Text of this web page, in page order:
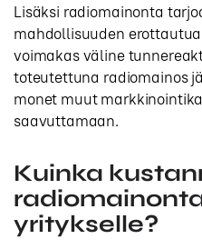
Lisäksi radiomainonta
mahdollisuuden
voimakas väline
toteutettuna radiomainos
monet muut
saavuttamaan.
Kuinka
yritykselle?